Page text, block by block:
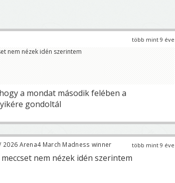
több mint 9 éve
nem nézek idén szerintem
a mondat második felében a
gondoltál
több mint 9 éve
Arena4 March Madness winner
nem nézek idén szerintem